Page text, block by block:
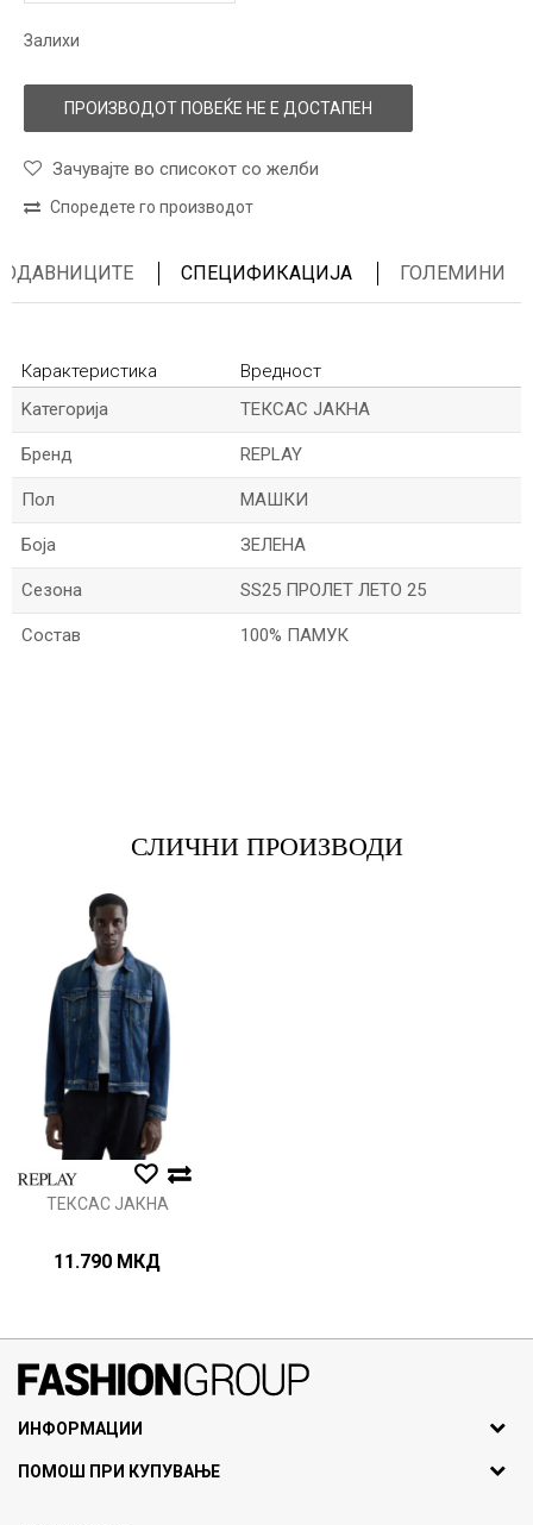
Залихи
ПРОИЗВОДОТ ПОВЕЌЕ НЕ Е ДОСТАПЕН
Зачувајте во списокот со желби
Споредете го производот
СПЕЦИФИКАЦИЈА ГОЛЕМИНИ
Карактеристика
Вредност
Kатегорија
ТЕКСАС ЈАКНА
Бренд REPLAY
Пол МАШКИ
Боја ЗЕЛЕНА
Сезона SS25 ПРОЛЕТ ЛЕТО 25
Состав 100% ПАМУК
Анти спам заштита - пресметајте колку е 9 - 4 :
СЛИЧНИ ПРОИЗВОДИ
ТЕКСАС ЈАКНА
11.790 МКД
ИНФОРМАЦИИ
За нас
ПОМОШ ПРИ КУПУВАЊЕ